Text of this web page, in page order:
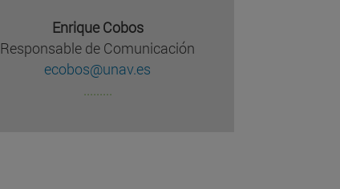
Enrique Cobos
Responsable de Comunicación
ecobos@unav.es
.........